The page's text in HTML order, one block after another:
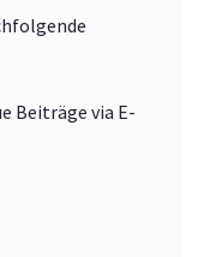
Beiträge via E-